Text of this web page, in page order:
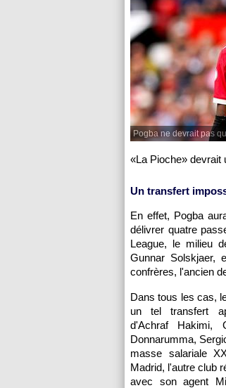
Pogba ne devrait pas
«La Pioche» devrait
Un transfert
En effet, Pogba
délivrer quatre
League, le milieu
Gunnar Solskjaer,
confrères, l'ancien
Dans tous les cas,
un tel transfert
d'Achraf Hakimi,
Donnarumma,
masse salariale
Madrid, l'autre club
avec son agent